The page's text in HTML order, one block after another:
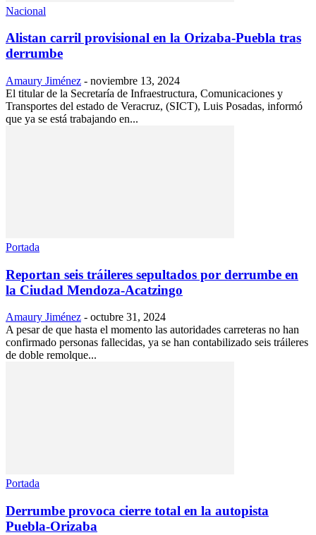
Nacional
Alistan carril provisional en la Orizaba-Puebla tras
derrumbe
Amaury Jiménez - noviembre 13, 2024
El titular de la Secretaría de Infraestructura, Comunicaciones y
Transportes del estado de Veracruz, (SICT), Luis Posadas, informó
que ya se está trabajando en...
Portada
Reportan seis tráileres sepultados por derrumbe en
la Ciudad Mendoza-Acatzingo
Amaury Jiménez - octubre 31, 2024
A pesar de que hasta el momento las autoridades carreteras no han
confirmado personas fallecidas, ya se han contabilizado seis tráileres
de doble remolque...
Portada
Derrumbe provoca cierre total en la autopista
Puebla-Orizaba